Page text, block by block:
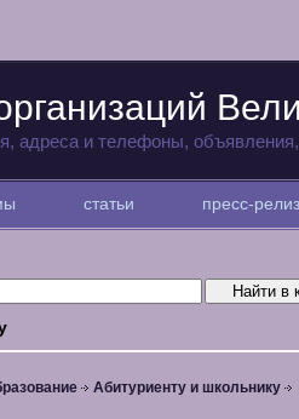
адреса и телефоны,
статьи пресс-
Абитуриенту и школьнику